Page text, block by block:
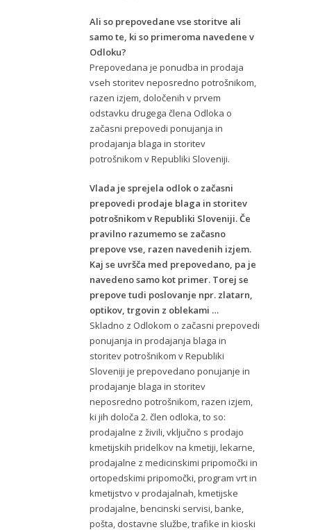
Ali so prepovedane vse storitve ali
samo te, ki so primeroma navedene v
Odloku?
Prepovedana je ponudba in prodaja
vseh storitev neposredno potrošnikom,
razen izjem, določenih v prvem
odstavku drugega člena Odloka o
začasni prepovedi ponujanja in
prodajanja blaga in storitev
potrošnikom v Republiki Sloveniji.
Vlada je sprejela odlok o začasni
prepovedi prodaje blaga in storitev
potrošnikom v Republiki Sloveniji. Če
pravilno razumemo se začasno
prepove vse, razen navedenih izjem.
Kaj se uvršča med prepovedano, pa je
navedeno samo kot primer. Torej se
prepove tudi poslovanje npr. zlatarn,
optikov, trgovin z oblekami …
Skladno z Odlokom o začasni prepovedi
ponujanja in prodajanja blaga in
storitev potrošnikom v Republiki
Sloveniji je prepovedano ponujanje in
prodajanje blaga in storitev
neposredno potrošnikom, razen izjem,
ki jih določa 2. člen odloka, to so:
prodajalne z živili, vključno s prodajo
kmetijskih pridelkov na kmetiji, lekarne,
prodajalne z medicinskimi pripomočki in
ortopedskimi pripomočki, program vrt in
kmetijstvo v prodajalnah, kmetijske
prodajalne, bencinski servisi, banke,
pošta, dostavne službe, trafike in kioski